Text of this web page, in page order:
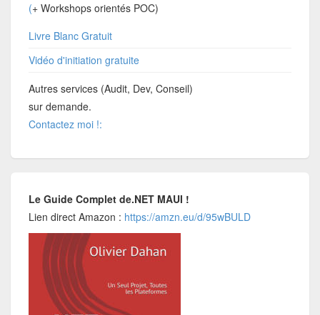
(+ Workshops orientés POC)
Livre Blanc Gratuit
Vidéo d'initiation gratuite
Autres services (Audit, Dev, Conseil)
sur demande.
Contactez moi !:
Le Guide Complet de.NET MAUI !
Lien direct Amazon : https://amzn.eu/d/95wBULD